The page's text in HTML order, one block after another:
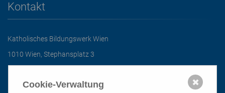
Kontakt
Katholisches Bildungswerk Wien
1010 Wien, Stephansplatz 3
office@bildungswerk.at
Cookie-Verwaltung ✖